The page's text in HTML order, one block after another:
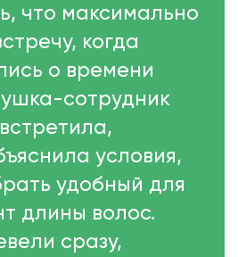
что максимально
когда
о времени
сотрудник
условия,
удобный для
длины волос.
сразу,